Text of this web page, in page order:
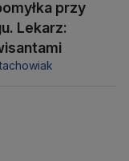
przy
Lekarz: